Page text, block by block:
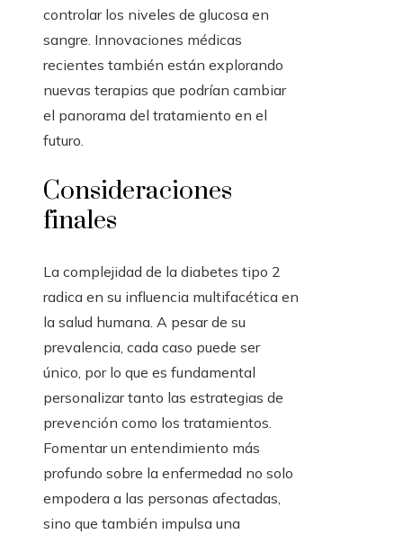
controlar los niveles de glucosa en
sangre. Innovaciones médicas
recientes también están explorando
nuevas terapias que podrían cambiar
el panorama del tratamiento en el
futuro.
Consideraciones
finales
La complejidad de la diabetes tipo 2
radica en su influencia multifacética en
la salud humana. A pesar de su
prevalencia, cada caso puede ser
único, por lo que es fundamental
personalizar tanto las estrategias de
prevención como los tratamientos.
Fomentar un entendimiento más
profundo sobre la enfermedad no solo
empodera a las personas afectadas,
sino que también impulsa una